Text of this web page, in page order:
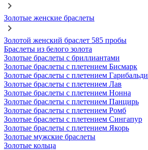
Золотые женские браслеты
Золотой женский браслет 585 пробы
Браслеты из белого золота
Золотые браслеты с бриллиантами
Золотые браслеты с плетением Бисмарк
Золотые браслеты с плетением Гарибальди
Золотые браслеты с плетением Лав
Золотые браслеты с плетением Нонна
Золотые браслеты с плетением Панцирь
Золотые браслеты с плетением Ромб
Золотые браслеты с плетением Сингапур
Золотые браслеты с плетением Якорь
Золотые мужские браслеты
Золотые кольца